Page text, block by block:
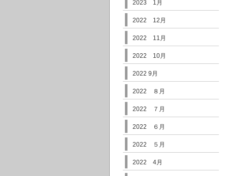
2023 1月
2022 12月
2022 11月
2022 10月
2022 9月
2022 ８月
2022 ７月
2022 ６月
2022 ５月
2022 4月